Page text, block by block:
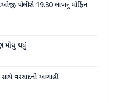
પોલીસે 19.80 લાખનું મોર્ફિન
મોંઘુ થયું
વરસાદની આગાહી